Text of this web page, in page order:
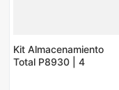
Kit Almacenamiento
Total P8930 | 4